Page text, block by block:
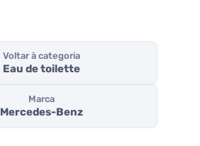
Voltar à categoria
Eau de toilette
Marca
Mercedes-Benz